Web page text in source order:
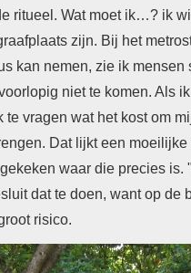
ritueel. Wat moet ik…? ik
zijn. Bij het
kan nemen, zie ik mensen
niet te komen. Als
te vragen wat het kost om
Dat lijkt een moeilijke
waar die precies is. "
dat te doen, want op de
risico.